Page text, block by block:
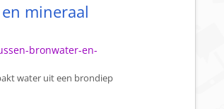
mineraal
bronwater-en-
water uit een brondiep